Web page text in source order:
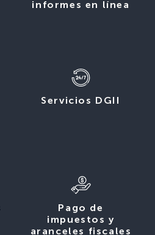
informes en línea
Servicios DGII
Pago de
impuestos y
aranceles fiscales